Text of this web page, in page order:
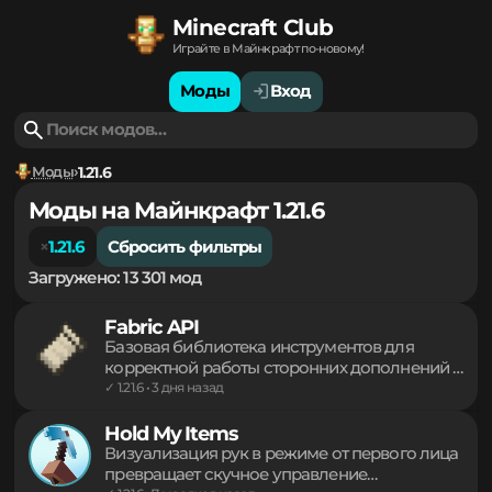
Minecraft Club
Играйте в Майнкрафт по-новому!
Моды Вход
Моды 1.21.6
Моды на Майнкрафт 1.21.6
1.21.6
Сбросить фильтры
Загружено: 13 301 мод
Fabric API
Базовая библиотека инструментов для
корректной работы сторонних дополнений и
биомов, измерений, визуальных эффектов и
частиц. Реализует сложные механизмы
рендеринга, синхронизацию реестров и
Hold My Items
Визуализация рук в режиме от первого лица